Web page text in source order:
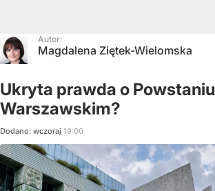
Autor:
Magdalena Ziętek-Wielomska
Ukryta prawda o Powstaniu
Warszawskim?
Dodano: wczoraj 19:00